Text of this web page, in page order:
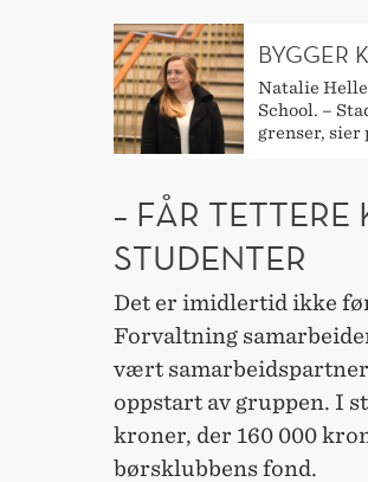
BYGGER
Natalie
School. –
grenser,
– FÅR
STUDENTER
Det er imidlertid ikke
Forvaltning
vært
oppstart av gruppen. I
kroner, der 160 000
børsklubbens fond.